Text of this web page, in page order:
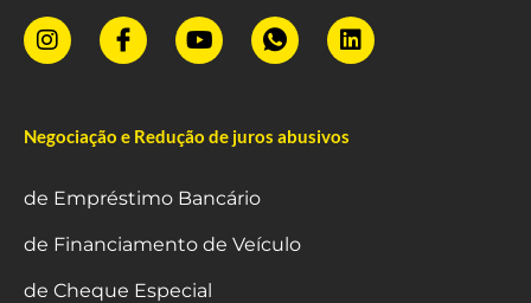
Negociação e Redução de juros abusivos
de Empréstimo Bancário
de Financiamento de Veículo
de Cheque Especial